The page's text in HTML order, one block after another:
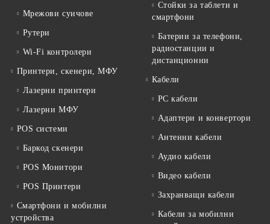
Мрежови суичове
Рутери
Wi-Fi контролери
Принтери, скенери, МФУ
Лазерни принтери
Лазерни МФУ
POS системи
Баркод скенери
POS Монитори
POS Принтери
Смартфони и мобилни
устройства
Стойки за таблети и
смартфони
Батерии за телефони,
радиостанции и
дистанционни
Кабели
PC кабели
Адаптери и конвертори
Антенни кабели
Аудио кабели
Видео кабели
Захранващи кабели
Кабели за мобилни